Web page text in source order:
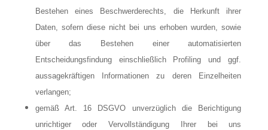
Bestehen eines Beschwerderechts, die Herkunft ihrer
Daten, sofern diese nicht bei uns erhoben wurden, sowie
über das Bestehen einer automatisierten
Entscheidungsfindung einschließlich Profiling und ggf.
aussagekräftigen Informationen zu deren Einzelheiten
verlangen;
gemäß Art. 16 DSGVO unverzüglich die Berichtigung
unrichtiger oder Vervollständigung Ihrer bei uns